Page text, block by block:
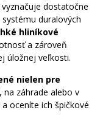
dostatočne
systému duralových
hliníkové
a zároveň
úložnej veľkosti.
nielen pre
na záhrade alebo v
oceníte ich špičkové